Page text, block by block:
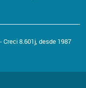
8.601j, desde 1987